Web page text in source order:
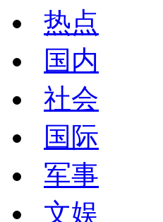
热点
国内
社会
国际
军事
文娱